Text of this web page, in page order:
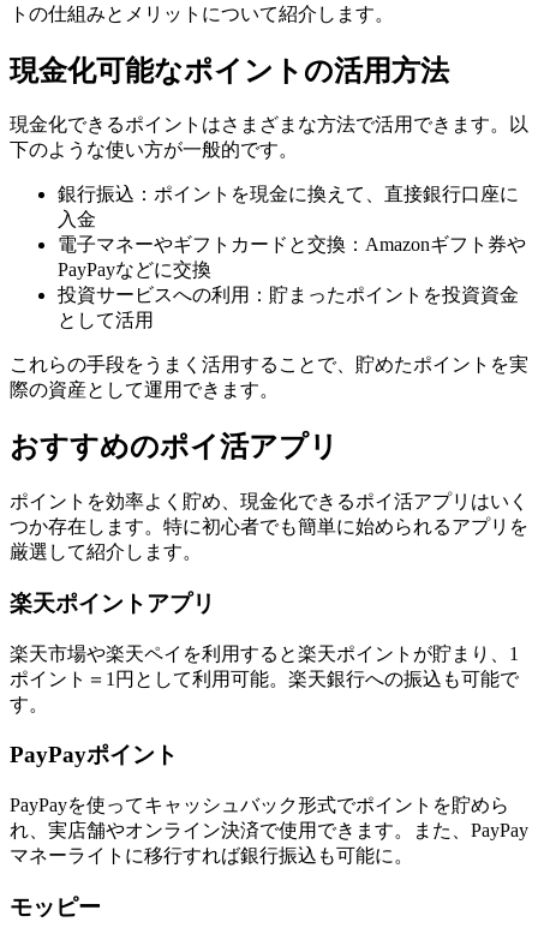
トの仕組みとメリットについて紹介します。
現金化可能なポイントの活用方法
現金化できるポイントはさまざまな方法で活用できます。以
下のような使い方が一般的です。
銀行振込：ポイントを現金に換えて、直接銀行口座に
入金
電子マネーやギフトカードと交換：Amazonギフト券や
PayPayなどに交換
投資サービスへの利用：貯まったポイントを投資資金
として活用
これらの手段をうまく活用することで、貯めたポイントを実
際の資産として運用できます。
おすすめのポイ活アプリ
ポイントを効率よく貯め、現金化できるポイ活アプリはいく
つか存在します。特に初心者でも簡単に始められるアプリを
厳選して紹介します。
楽天ポイントアプリ
楽天市場や楽天ペイを利用すると楽天ポイントが貯まり、1
ポイント＝1円として利用可能。楽天銀行への振込も可能で
す。
PayPayポイント
PayPayを使ってキャッシュバック形式でポイントを貯めら
れ、実店舗やオンライン決済で使用できます。また、PayPay
マネーライトに移行すれば銀行振込も可能に。
モッピー